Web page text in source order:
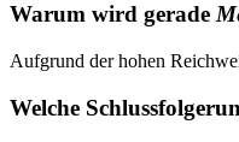
Warum wird gerade
Aufgrund der hohen
Welche